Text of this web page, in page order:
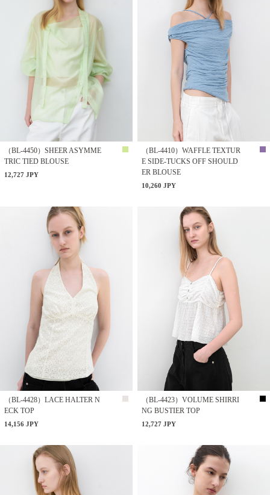
（BL-4450）SHEER ASYMME
TRIC TIED BLOUSE
12,727 JPY
（BL-4410）WAFFLE TEXTUR
E SIDE-TUCKS OFF SHOULD
ER BLOUSE
10,260 JPY
（BL-4428）LACE HALTER N
ECK TOP
14,156 JPY
（BL-4423）VOLUME SHIRRI
NG BUSTIER TOP
12,727 JPY